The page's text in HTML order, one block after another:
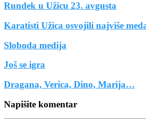
Rundek u Užicu 23. avgusta
Karatisti Užica osvojili najviše
Sloboda medija
Još se igra
Dragana, Verica, Dino, Marija…
Napišite komentar